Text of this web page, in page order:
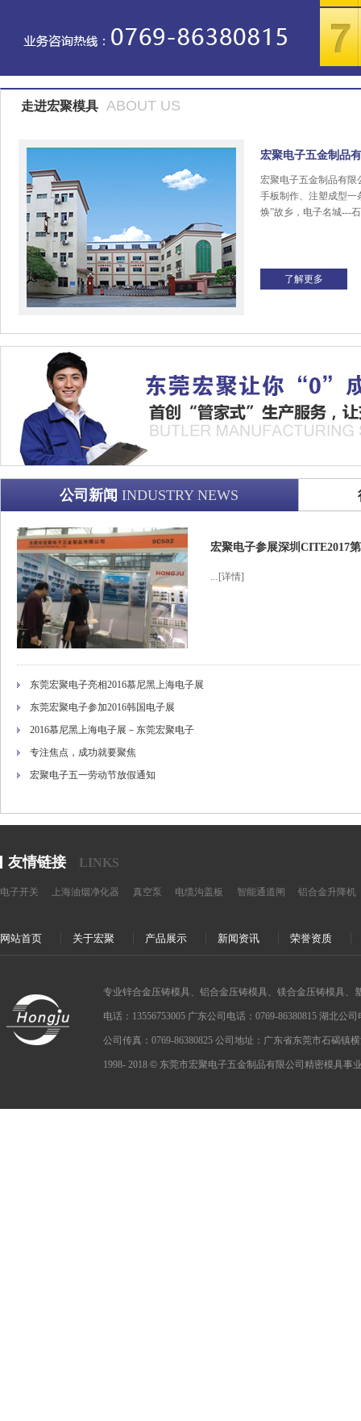
走进宏聚模具 ABOUT US
宏聚电子五金制品
宏聚电子五金制品有限
手板制作、注塑成型一
焕”故乡，电子名城---
了解更多
公司新闻 INDUSTRY NEWS
宏聚电子参展深圳CITE2017
... [详情]
东莞宏聚电子亮相2016慕尼黑上海电子展
东莞宏聚电子参加2016韩国电子展
2016慕尼黑上海电子展－东莞宏聚电子
专注焦点，成功就要聚焦
宏聚电子五一劳动节放假通知
友情链接 LINKS
电子开关 上海油烟净化器 真空泵 电缆沟盖板 智能通道闸 铝合金升降机
网站首页 关于宏聚 产品展示 新闻资讯 荣誉资质
专业锌合金压铸模具、铝合金压铸模具、镁合金压铸模具、
电话：13556753005 广东公司电话：0769-86380815 湖北公
公司传真：0769-86380825 公司地址：广东省东莞市石碣镇
1998- 2018 © 东莞市宏聚电子五金制品有限公司精密模具事